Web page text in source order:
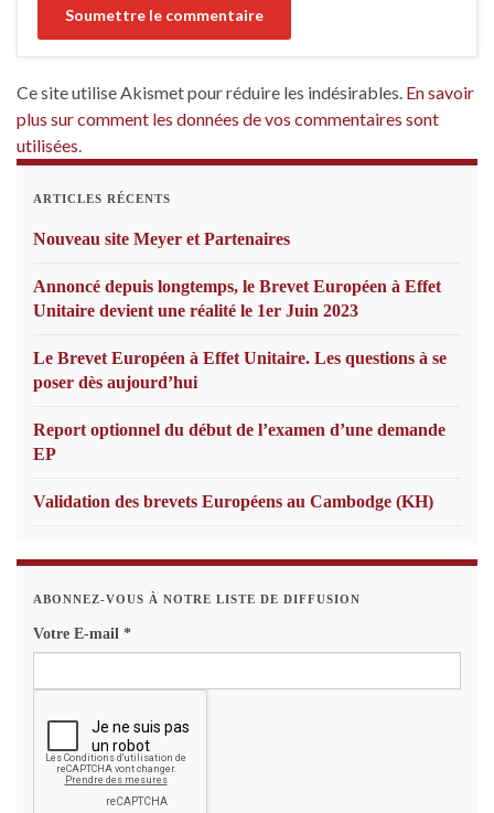
Ce site utilise Akismet pour réduire les indésirables. En savoir
plus sur comment les données de vos commentaires sont
utilisées.
ARTICLES RÉCENTS
Nouveau site Meyer et Partenaires
Annoncé depuis longtemps, le Brevet Européen à Effet
Unitaire devient une réalité le 1er Juin 2023
Le Brevet Européen à Effet Unitaire. Les questions à se
poser dès aujourd’hui
Report optionnel du début de l’examen d’une demande
EP
Validation des brevets Européens au Cambodge (KH)
ABONNEZ-VOUS À NOTRE LISTE DE DIFFUSION
Votre E-mail *